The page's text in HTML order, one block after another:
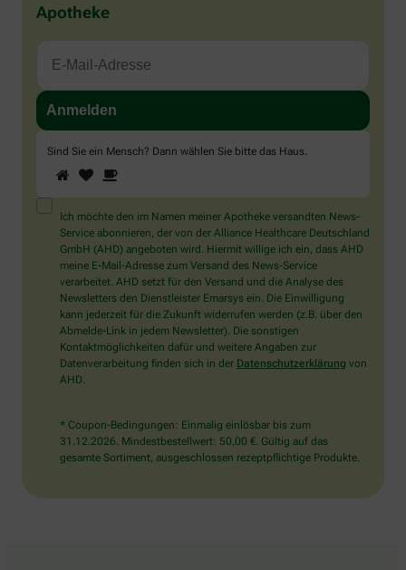
Apotheke
Sind Sie ein Mensch? Dann wählen Sie bitte das Haus
Sie
ein
Mensch?
Dann
wählen
Sie
bitte
das
Haus.
1 2
Ich möchte den im Namen meiner Apotheke versandten News-
Service abonnieren, der von der Alliance Healthcare Deutschland
GmbH (AHD) angeboten wird. Hiermit willige ich ein, dass AHD
meine E-Mail-Adresse zum Versand des News-Service
verarbeitet. AHD setzt für den Versand und die Analyse des
Newsletters den Dienstleister Emarsys ein. Die Einwilligung
kann jederzeit für die Zukunft widerrufen werden (z.B. über den
Abmelde-Link in jedem Newsletter). Die sonstigen
Kontaktmöglichkeiten dafür und weitere Angaben zur
Datenverarbeitung finden sich in der Datenschutzerklärung von
AHD.
* Coupon-Bedingungen: Einmalig einlösbar bis zum
31.12.2026. Mindestbestellwert: 50,00 €. Gültig auf das
gesamte Sortiment, ausgeschlossen rezeptpflichtige Produkte.